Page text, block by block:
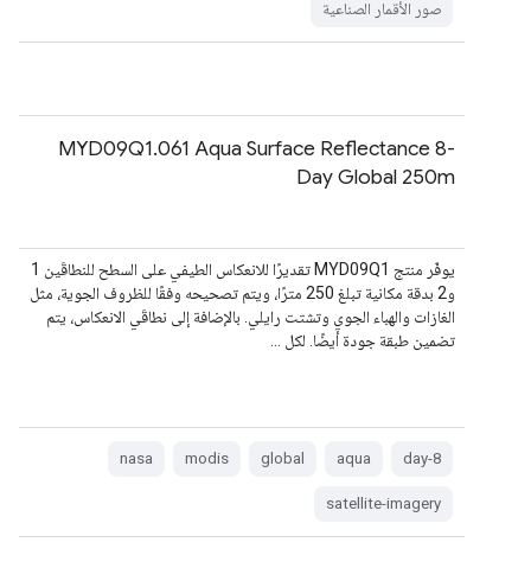
صور الأقمار الصناعية
MYD09Q1.061 Aqua Surface Reflectance 8-
Day Global 250m
يوفّر منتج MYD09Q1 تقديرًا للانعكاس الطيفي على السطح للنطاقَين 1
و2 بدقة مكانية تبلغ 250 مترًا، ويتم تصحيحه وفقًا للظروف الجوية، مثل
الغازات والهباء الجوي وتشتت رايلي. بالإضافة إلى نطاقَي الانعكاس، يتم
تضمين طبقة جودة أيضًا. لكل …
8-day
aqua
global
modis
nasa
satellite-imagery